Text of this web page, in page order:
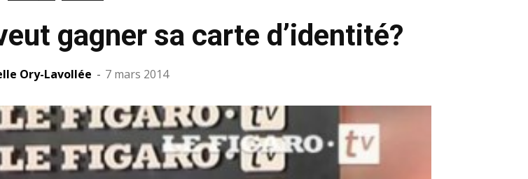
gagner sa carte d’identité?
Ory-Lavollée - 7 mars 2014